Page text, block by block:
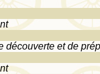
et de